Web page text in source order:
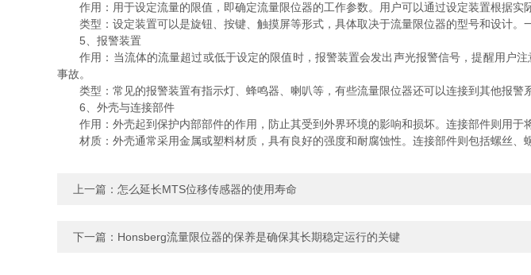
作用：用于设定流量的限值，即确定流量限位器的工作参数。用户可以通过设定装置根据实
类型：设定装置可以是旋钮、按键、触摸屏等形式，具体取决于流量限位器的型号和设计。
5、报警装置
作用：当流体的流量超过或低于设定的限值时，报警装置会发出声光报警信号，提醒用户
事故。
类型：常见的报警装置有指示灯、蜂鸣器、喇叭等，有些流量限位器还可以连接到其他报警
6、外壳与连接部件
作用：外壳起到保护内部部件的作用，防止其受到外界环境的影响和损坏。连接部件则用于
材质：外壳通常采用金属或塑料材质，具有良好的强度和耐腐蚀性。连接部件则包括螺丝、
上一篇： 怎么延长MTS位移传感器的使用寿命
下一篇： Honsberg流量限位器的保养是确保其长期稳定运行的关键